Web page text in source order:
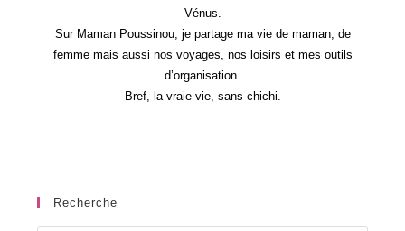
Vénus.
Sur Maman Poussinou, je partage ma vie de maman, de
femme mais aussi nos voyages, nos loisirs et mes outils
d’organisation.
Bref, la vraie vie, sans chichi.
Recherche